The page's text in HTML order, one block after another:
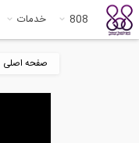
808 خدمات
صفحه اصلی